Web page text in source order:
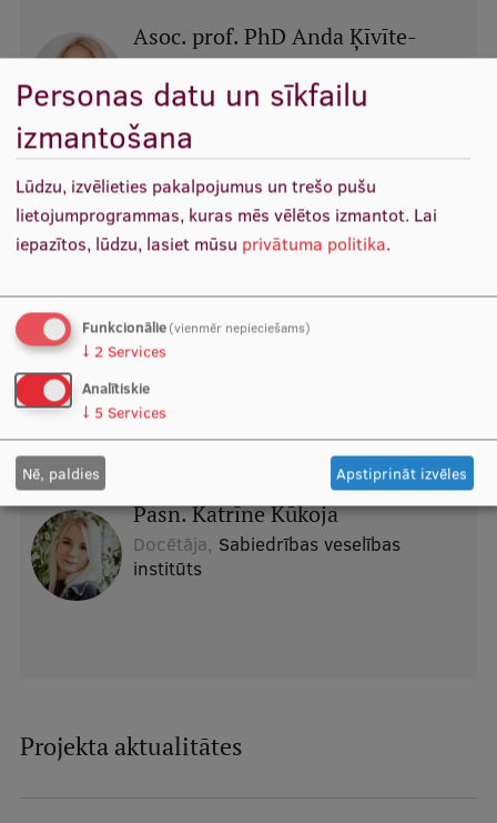
Atvērtā universitāte
Sagatavošanas kursi
Profesionālās pilnveides kursi
ESF kvalifikācijas celšanas kursi
Pedagoģiskās izaugsmes centrs
Pētniecība
Zinātniskie institūti un laboratorijas
Pētniecības datu pārvaldība
RSU zinātnes portāls
Zinātnes ietekme
Pētniecības projekti
Asoc. prof. PhD Anda Ķīvīte-
Direktore, Sabiedrības veselības
institūts
Vadošā pētniece,
institūts
Projekta vadītāja,Sabiedrības veselības
institūts
Pētnieka p. i.,Sabiedrības veselības
institūts
Docētāja,
institūts
Pasn. Katrīne Kūkoja
Docētāja, Sabiedrības veselības
institūts
Projekta aktualitātes
Personas datu un sīkfailu
izmantošana
Lūdzu, izvēlieties pakalpojumus un trešo pušu
lietojumprogrammas, kuras mēs vēlētos izmantot. Lai
iepazītos, lūdzu, lasiet mūsu privātuma politika.
Funkcionālie(vienmēr nepieciešams)
↓ 2 Services
Analītiskie
↓ 5 Services
Nē, paldies Apstiprināt izvēles